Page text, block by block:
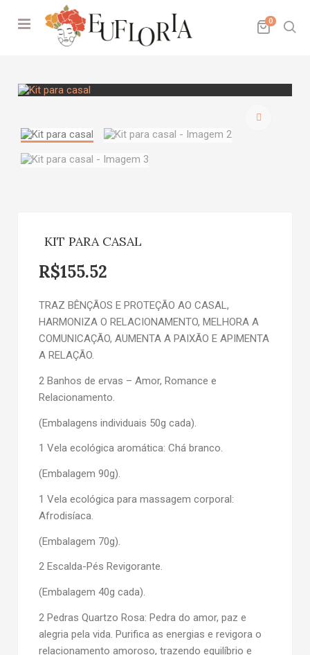
0
KIT PARA CASAL
R$155.52
TRAZ BÊNÇÃOS E PROTEÇÃO AO CASAL,
HARMONIZA O RELACIONAMENTO, MELHORA A
COMUNICAÇÃO, AUMENTA A PAIXÃO E APIMENTA
A RELAÇÃO.
2 Banhos de ervas – Amor, Romance e
Relacionamento.
(Embalagens individuais 50g cada).
1 Vela ecológica aromática: Chá branco.
(Embalagem 90g).
1 Vela ecológica para massagem corporal:
Afrodisíaca.
(Embalagem 70g).
2 Escalda-Pés Revigorante.
(Embalagem 40g cada).
2 Pedras Quartzo Rosa: Pedra do amor, paz e
alegria pela vida. Purifica as energias e revigora o
relacionamento amoroso, trazendo equilíbrio e